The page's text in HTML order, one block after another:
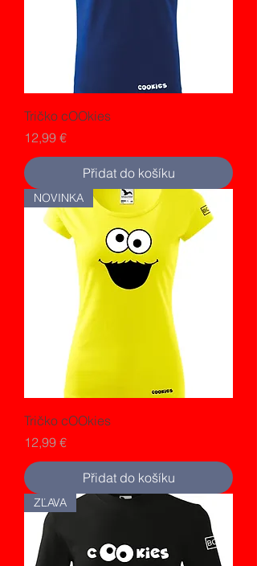
Tričko cOOkies
Cena
12,99 €
Přidat do košíku
NOVINKA
Tričko cOOkies
Cena
12,99 €
Přidat do košíku
ZĽAVA